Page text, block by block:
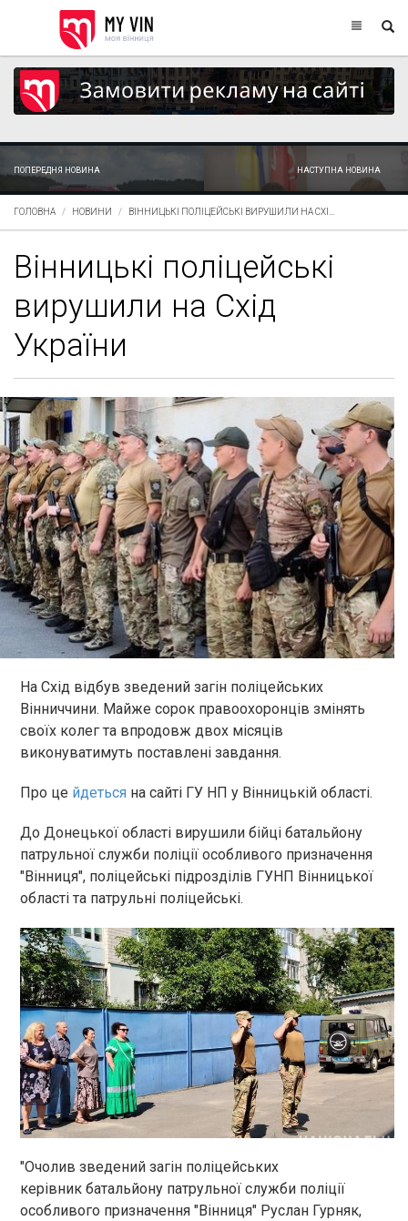
ПОПЕРЕДНЯ НОВИНА НАСТУПНА НОВИНА
ГОЛОВНА НОВИНИ ВІННИЦЬКІ ПОЛІЦЕЙСЬКІ ВИРУШИЛИ НА СХІ...
Вінницькі поліцейські
вирушили на Схід
України
На Схід відбув зведений загін поліцейських
Вінниччини. Майже сорок правоохоронців змінять
своїх колег та впродовж двох місяців
виконуватимуть поставлені завдання.
Про це йдеться на сайті ГУ НП у Вінницькій області.
До Донецької області вирушили бійці батальйону
патрульної служби поліції особливого призначення
"Вінниця", поліцейські підрозділів ГУНП Вінницької
області та патрульні поліцейські.
"Очолив зведений загін поліцейських
керівник батальйону патрульної служби поліції
особливого призначення "Вінниця" Руслан Гурняк,